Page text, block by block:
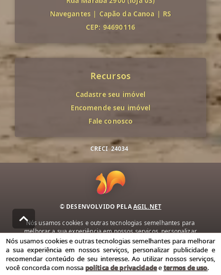
Navegantes | Capão da Canoa | RS
CEP: 94690116
Recursos
Cadastre seu imóvel
Encomende seu imóvel
Fale conosco
CRECI 24034
© DESENVOLVIDO PELAAGIL.NET
Nós usamos cookies e outras tecnologias semelhantes para
melhorar a sua experiência em nossos serviços, personalizar
publicidade e recomendar conteúdo de seu interesse. Ao utilizar
nossos serviços, você concorda com nossa política de privacidade e
termos de uso.
Política de Privacidade Termos de uso
Nós usamos cookies e outras tecnologias semelhantes para melhorar
a sua experiência em nossos serviços, personalizar publicidade e
recomendar conteúdo de seu interesse. Ao utilizar nossos serviços,
você concorda com nossa política de privacidadeetermos de uso.